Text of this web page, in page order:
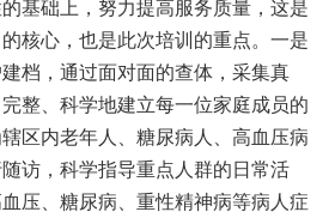
基础上，努力提高服务质量，这是
核心，也是此次培训的重点。一是
档，通过面对面的查体，采集真
整、科学地建立每一位家庭成员的
区内老年人、糖尿病人、高血压病
访，科学指导重点人群的日常活
压、糖尿病、重性精神病等病人症